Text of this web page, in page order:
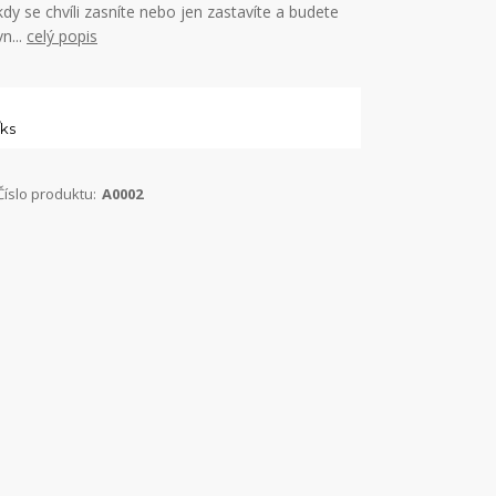
se chvíli zasníte nebo jen zastavíte a budete
celý popis
ks
produktu: A0002